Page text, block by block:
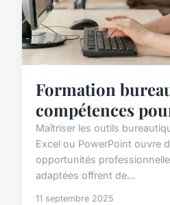
Formation
compétences
Maîtriser les outils
Excel ou PowerPoint ouvre
opportunités
adaptées offrent de...
11 septembre 2025